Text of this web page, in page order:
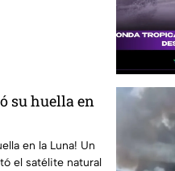
su huella en
en la Luna! Un
el satélite natural